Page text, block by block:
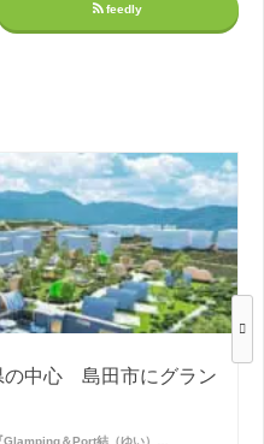
feedly
の中心 島田市にグラン